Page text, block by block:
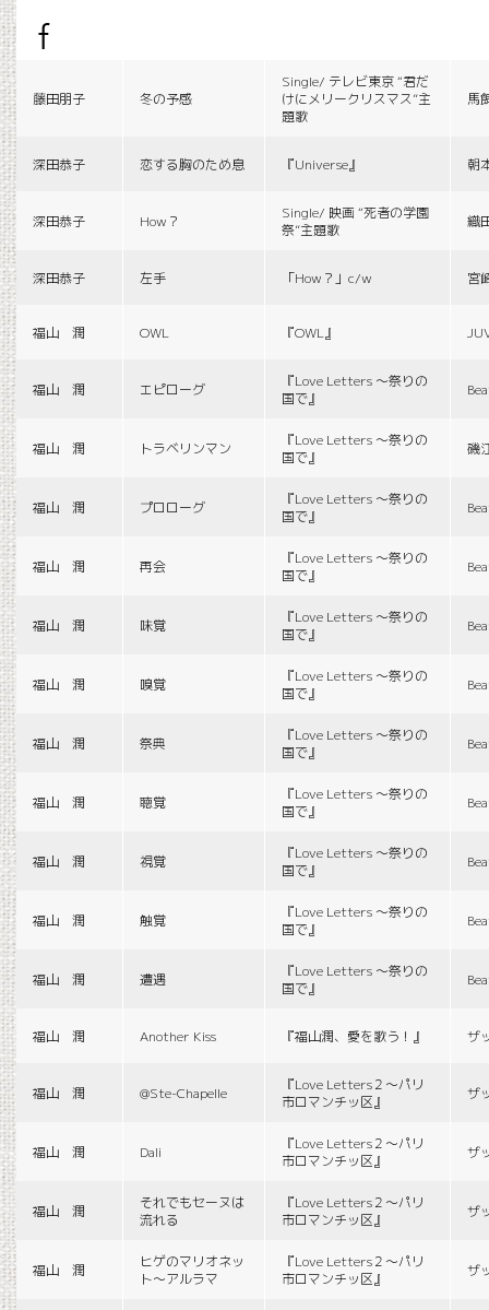
f
藤田朋子 冬の予感
Single/ テレビ東京 “君だ
けにメリークリスマス”主
題歌
馬
深田恭子 恋する胸のため息 『Universe』 朝
深田恭子 How？
Single/ 映画 “死者の学園
祭”主題歌
織
深田恭子 左手 「How？」c/w 宮
福山 潤 OWL 『OWL』
福山 潤 エピローグ
『Love Letters 〜祭りの
国で』
福山 潤 トラベリンマン
『Love Letters 〜祭りの
国で』
磯
福山 潤 プロローグ
『Love Letters 〜祭りの
国で』
福山 潤 再会
『Love Letters 〜祭りの
国で』
福山 潤 味覚
『Love Letters 〜祭りの
国で』
福山 潤 嗅覚
『Love Letters 〜祭りの
国で』
福山 潤 祭典
『Love Letters 〜祭りの
国で』
福山 潤 聴覚
『Love Letters 〜祭りの
国で』
福山 潤 視覚
『Love Letters 〜祭りの
国で』
福山 潤 触覚
『Love Letters 〜祭りの
国で』
福山 潤 遭遇
『Love Letters 〜祭りの
国で』
福山 潤 Another Kiss 『福山潤、愛を歌う！』 ザ
福山 潤 @Ste-Chapelle
『Love Letters２〜パリ
市ロマンチッ区』
ザ
福山 潤 Dali
『Love Letters２〜パリ
市ロマンチッ区』
ザ
福山 潤
それでもセーヌは
流れる
『Love Letters２〜パリ
市ロマンチッ区』
ザ
福山 潤
ヒゲのマリオネッ
ト〜アルラマ
『Love Letters２〜パリ
市ロマンチッ区』
ザ